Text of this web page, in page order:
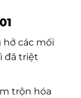
hở các mối
đã triệt
trộn hóa